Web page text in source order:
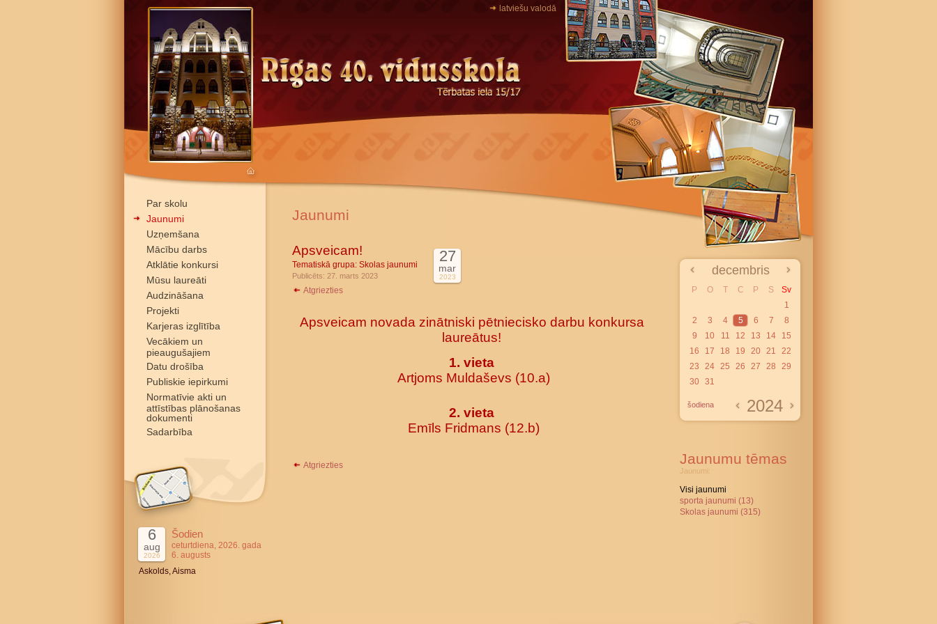
latviešu valodā
Par skolu
Jaunumi
Uzņemšana
Mācību darbs
Atklātie konkursi
Mūsu laureāti
Audzināšana
Projekti
Karjeras izglītība
Vecākiem un
pieaugušajiem
Datu drošība
Publiskie iepirkumi
Normatīvie akti un
attīstības plānošanas
dokumenti
Sadarbība
6
aug
2026
Šodien
ceturtdiena, 2026. gada
6. augusts
Askolds, Aisma
Jaunumi
Apsveicam!
Tematiskā grupa: Skolas jaunumi
Publicēts: 27. marts 2023
27
mar
2023
Atgriezties
Apsveicam novada zinātniski pētniecisko darbu konkursa
laureātus!
1. vieta
Artjoms Muldaševs (10.a)
2. vieta
Emīls Fridmans (12.b)
Atgriezties
decembris
P O T C P S
Sv
1
2
3 4 5 6 7
8
9
10 11 12 13 14
15
16
17 18 19 20 21
22
23
24 25 26 27 28
29
30 31
šodiena 2024
Jaunumu tēmas
Jaunumi:
Visi jaunumi
sporta jaunumi (13)
Skolas jaunumi (315)